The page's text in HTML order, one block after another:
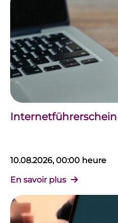
10.08.2026, 00:00 heure
En savoir plus